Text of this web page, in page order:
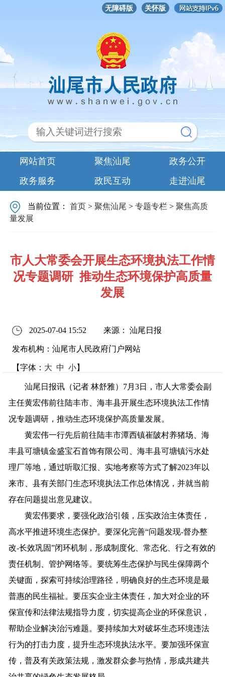
无障碍版 关怀版
网站首页 聚焦汕尾
政务公开
政务服务
政民互动 走进汕尾
当前位置：首页 >聚焦汕尾 >专题专栏 >聚焦高质
量发展
市人大常委会开展生态环境执法工作情
况专题调研 推动生态环境保护高质量
发展
2025-07-04 15:52 来源： 汕尾日报
发布机构：汕尾市人民政府门户网站
【字体： 大 中 小】
汕尾日报讯（记者 林舒雅）7月3日，市人大常委会副
主任黄宏伟前往陆丰市、海丰县开展生态环境执法工作情
况专题调研，推动生态环境保护高质量发展。
黄宏伟一行先后前往陆丰市潭西镇崔陂村养猪场、海
丰县可塘镇金盛宝石首饰有限公司、海丰县可塘镇污水处
理厂等地，通过听取汇报、实地考察等方式了解2023年以
来市、县有关部门生态环境执法工作总体情况，并就当前
存在问题提出意见建议。
黄宏伟要求，要强化政治引领，压实政治主体责任，
高水平推进环境生态保护。要深化完善“问题发现-督办整
改-长效巩固”闭环机制，形成制度化、常态化、行之有效的
责任机制、管护网络等。要统筹生态保护与民生保障两个
关键面，探索可持续治理路径，明确良好的生态环境是最
普惠的民生福祉。要压实企业主体责任，加大对企业的环
保宣传和法律法规指导力度，切实提高企业的环保意识，
帮助企业解决治污难题。要持续加大对破坏生态环境违法
行为的打击力度，提升生态环境执法水平。要加强环保宣
传，普及有关政策法规，激发群众参与热情，形成共建共